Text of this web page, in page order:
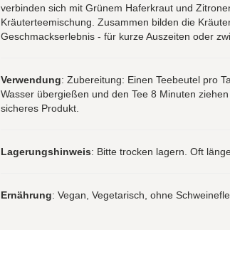
verbinden sich mit Grünem Haferkraut und
Kräuterteemischung. Zusammen bilden die
Geschmackserlebnis - für kurze Auszeiten oder
Verwendung: Zubereitung: Einen Teebeutel pro
Wasser übergießen und den Tee 8 Minuten
sicheres Produkt.
Lagerungshinweis: Bitte trocken lagern. Oft
Ernährung: Vegan, Vegetarisch, ohne